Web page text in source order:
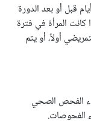
يُفضل ألاّ تخضع النساء للفحص الشامل بين فترة 7 أيام قبل أو بعد الدورة
كانت المرأة في فترة
أولاً، أو يتم
الفحص الصحي
الفحوصات.